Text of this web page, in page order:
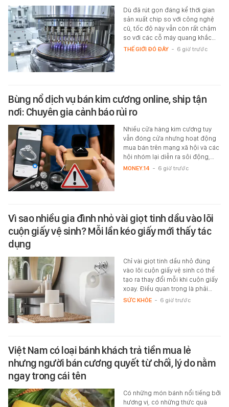
Dù đã rút gọn đáng kể thời gian
sản xuất chip so với công nghệ
cũ, tốc độ này vẫn còn rất chậm
so với các cỗ máy quang khắc…
THẾ GIỚI ĐÓ ĐÂY - 6 giờ trước
Bùng nổ dịch vụ bán kim cương online, ship tận
nơi: Chuyên gia cảnh báo rủi ro
Nhiều cửa hàng kim cương tuy
vẫn đóng cửa nhưng hoạt động
mua bán trên mạng xã hội và các
hội nhóm lại diễn ra sôi động,…
MONEY.14 - 6 giờ trước
Vì sao nhiều gia đình nhỏ vài giọt tinh dầu vào lõi
cuộn giấy vệ sinh? Mỗi lần kéo giấy mới thấy tác
dụng
Chỉ vài giọt tinh dầu nhỏ đúng
vào lõi cuộn giấy vệ sinh có thể
tạo ra thay đổi mỗi khi cuộn giấy
xoay. Điều quan trọng là phải…
SỨC KHỎE - 6 giờ trước
Việt Nam có loại bánh khách trả tiền mua lẻ
nhưng người bán cương quyết từ chối, lý do nằm
ngay trong cái tên
Có những món bánh nổi tiếng bởi
hương vị, có những thức quà